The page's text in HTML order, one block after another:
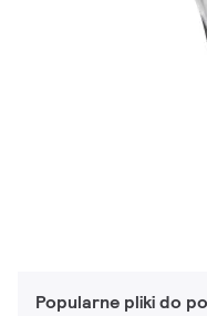
Popularne pliki do